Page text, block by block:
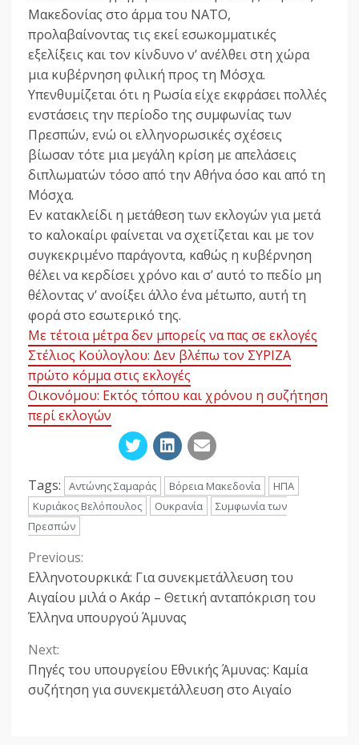
Μακεδονίας στο άρμα του ΝΑΤΟ,
προλαβαίνοντας τις εκεί εσωκομματικές
εξελίξεις και τον κίνδυνο ν’ ανέλθει στη χώρα
μια κυβέρνηση φιλική προς τη Μόσχα.
Υπενθυμίζεται ότι η Ρωσία είχε εκφράσει πολλές
ενστάσεις την περίοδο της συμφωνίας των
Πρεσπών, ενώ οι ελληνορωσικές σχέσεις
βίωσαν τότε μια μεγάλη κρίση με απελάσεις
διπλωματών τόσο από την Αθήνα όσο και από τη
Μόσχα.
Εν κατακλείδι η μετάθεση των εκλογών για μετά
το καλοκαίρι φαίνεται να σχετίζεται και με τον
συγκεκριμένο παράγοντα, καθώς η κυβέρνηση
θέλει να κερδίσει χρόνο και σ’ αυτό το πεδίο μη
θέλοντας ν’ ανοίξει άλλο ένα μέτωπο, αυτή τη
φορά στο εσωτερικό της.
Με τέτοια μέτρα δεν μπορείς να πας σε εκλογές
Στέλιος Κούλογλου: Δεν βλέπω τον ΣΥΡΙΖΑ
πρώτο κόμμα στις εκλογές
Οικονόμου: Εκτός τόπου και χρόνου η συζήτηση
περί εκλογών
Tags: Αντώνης Σαμαράς Βόρεια Μακεδονία
ΗΠΑ
Κυριάκος Βελόπουλος
Ουκρανία
Συμφωνία των
Πρεσπών
Continue
Reading
Previous:
Ελληνοτουρκικά: Για συνεκμετάλλευση του
Αιγαίου μιλά ο Ακάρ – Θετική ανταπόκριση του
Έλληνα υπουργού Άμυνας
Next:
Πηγές του υπουργείου Εθνικής Άμυνας: Καμία
συζήτηση για συνεκμετάλλευση στο Αιγαίο